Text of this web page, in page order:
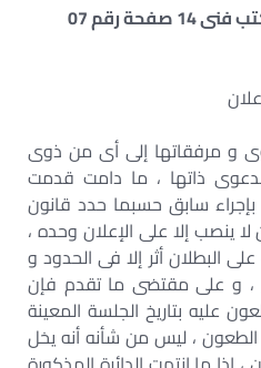
و مرفقاتها إلى أى من ذوى
ذاتها ، ما دامت قدمت
سابق حسبما حدد قانون
ينصب إلا على الإعلان وحده ،
البطلان أثر إلا فى الحدود و
، و على مقتضى ما تقدم فإن
عليه بتاريخ الجلسة المعينة
، ليس من شأنه أنه يخل